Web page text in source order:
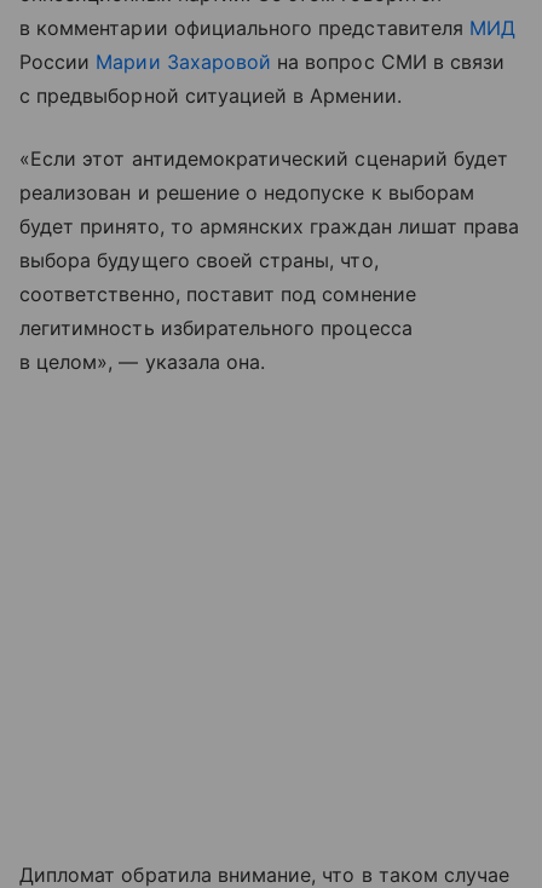
в комментарии официального представителя МИД
России Марии Захаровой на вопрос СМИ в связи
с предвыборной ситуацией в Армении.
«Если этот антидемократический сценарий будет
реализован и решение о недопуске к выборам
будет принято, то армянских граждан лишат права
выбора будущего своей страны, что,
соответственно, поставит под сомнение
легитимность избирательного процесса
в целом», — указала она.
Дипломат обратила внимание, что в таком случае